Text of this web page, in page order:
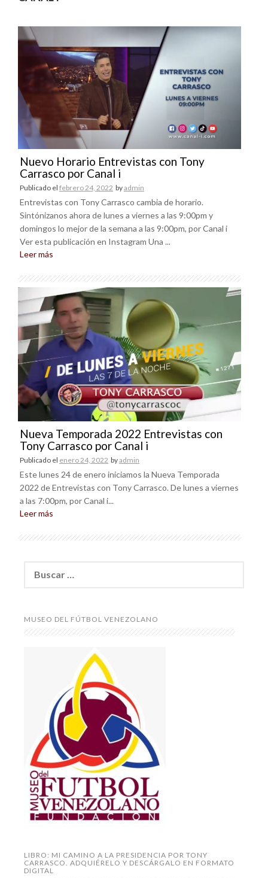
Nuevo Horario Entrevistas con Tony
Carrasco por Canal i
Publicado el febrero 24, 2022 byadmin
Entrevistas con Tony Carrasco cambia de horario.
Sintónizanos ahora de lunes a viernes a las 9:00pm y
domingos lo mejor de la semana a las 9:00pm, por Canal i
Ver esta publicación en Instagram Una ...
Leer más
Nueva Temporada 2022 Entrevistas con
Tony Carrasco por Canal i
Publicado el enero 24, 2022 byadmin
Este lunes 24 de enero iniciamos la Nueva Temporada
2022 de Entrevistas con Tony Carrasco. De lunes a viernes
a las 7:00pm, por Canal i...
Leer más
MUSEO DEL FÚTBOL VENEZOLANO
LIBRO: MI CAMINO A LA PRESIDENCIA POR TONY
CARRASCO. ADQUIÉRELO Y DESCÁRGALO EN FORMATO
DIGITAL